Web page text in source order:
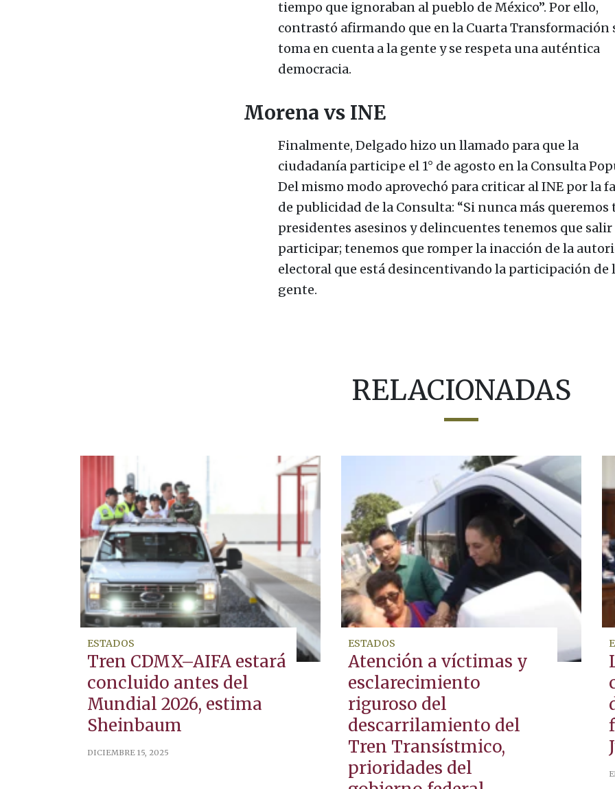
tiempo que ignoraban al pueblo de México”. Por ello,
contrastó afirmando que en la Cuarta Transformación
toma en cuenta a la gente y se respeta una auténtica
democracia.
Morena vs INE
Finalmente, Delgado hizo un llamado para que la
ciudadanía participe el 1° de agosto en la Consulta
Del mismo modo aprovechó para criticar al INE por la
de publicidad de la Consulta: “Si nunca más queremos
presidentes asesinos y delincuentes tenemos que salir
participar; tenemos que romper la inacción de la
electoral que está desincentivando la participación de
gente.
RELACIONADAS
ESTADOS
Tren CDMX–AIFA estará
concluido antes del
Mundial 2026, estima
Sheinbaum
DICIEMBRE 15, 2025
ESTADOS
Atención a víctimas y
esclarecimiento
riguroso del
descarrilamiento del
Tren Transístmico,
prioridades del